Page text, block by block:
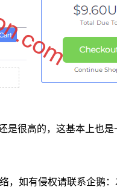
是很高的，这基本上也
，如有侵权请联系企鹅：